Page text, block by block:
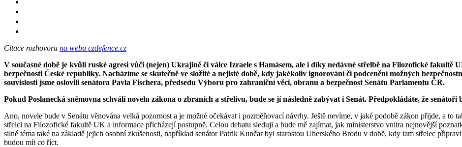
Citace rozhovoru na webu czdefence.cz
V současné době je kvůli ruské agresi vůči (nejen) Ukrajině či válce Izraele s Hamásem, ale i díky nedávné střelbě na Filozofické fakultě
bezpečnosti České republiky. Nacházíme se skutečně ve složité a nejisté době, kdy jakékoliv ignorování či podcenění možných
souvislosti jsme oslovili senátora Pavla Fischera, předsedu Výboru pro zahraniční věci, obranu a bezpečnost Senátu Parlamentu ČR.
Pokud Poslanecká sněmovna schválí novelu zákona o zbraních a střelivu, bude se jí následně zabývat i Senát. Předpokládáte, že
Ano, novele bude v Senátu věnována velká pozornost a je možné očekávat i pozměňovací návrhy. Ještě nevíme, v jaké podobě zákon přijde, a to
střelci na Filozofické fakultě UK a informace přicházejí postupně. Celou debatu sleduji a bude mě zajímat, jak ministerstvo vnitra nejnovější
silné téma také na základě jejich osobní zkušenosti, například senátor Patrik Kunčar byl starostou Uherského Brodu v době, kdy tam střelec
budou mít co říct.